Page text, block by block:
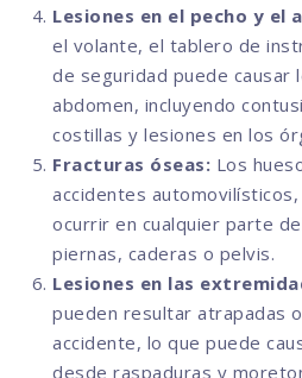
Lesiones en el pecho y el
el volante, el tablero de
de seguridad puede causar
abdomen, incluyendo
costillas y lesiones en los
Fracturas óseas: Los
accidentes
ocurrir en cualquier parte
piernas, caderas o pelvis.
Lesiones en las
pueden resultar atrapadas
accidente, lo que puede
desde raspaduras y